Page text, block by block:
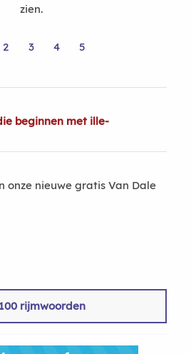
zien.
2 3 4 5
beginnen met ille-
onze nieuwe gratis Van Dale
rijmwoorden